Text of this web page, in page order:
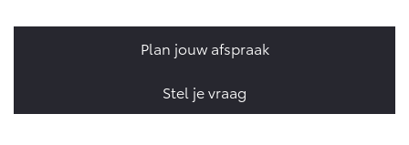
Vanaf € 49.995,-
Multimedia
Plan jouw afspraak
Stel je vraag